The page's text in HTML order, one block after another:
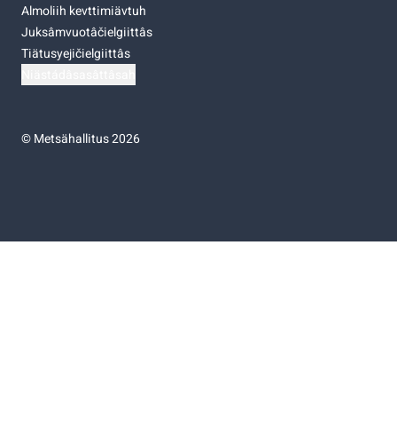
Almoliih kevttimiävtuh
Juksâmvuotâčielgiittâs
Tiätusyejičielgiittâs
©Metsähallitus 2026